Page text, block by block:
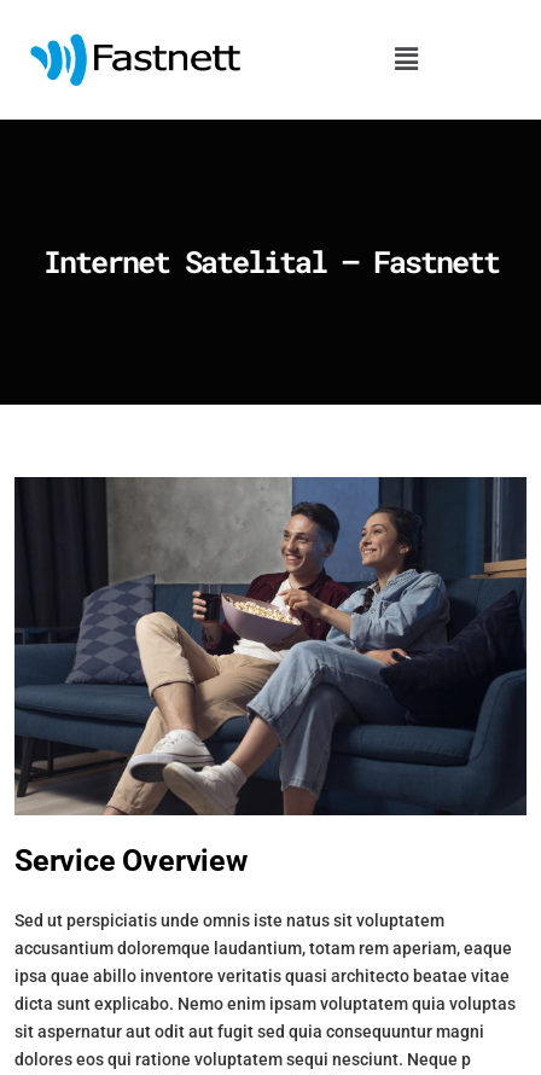
Internet Satelital – Fastnett
Service Overview
Sed ut perspiciatis unde omnis iste natus sit voluptatem
accusantium doloremque laudantium, totam rem aperiam, eaque
ipsa quae abillo inventore veritatis quasi architecto beatae vitae
dicta sunt explicabo. Nemo enim ipsam voluptatem quia voluptas
sit aspernatur aut odit aut fugit sed quia consequuntur magni
dolores eos qui ratione voluptatem sequi nesciunt. Neque p